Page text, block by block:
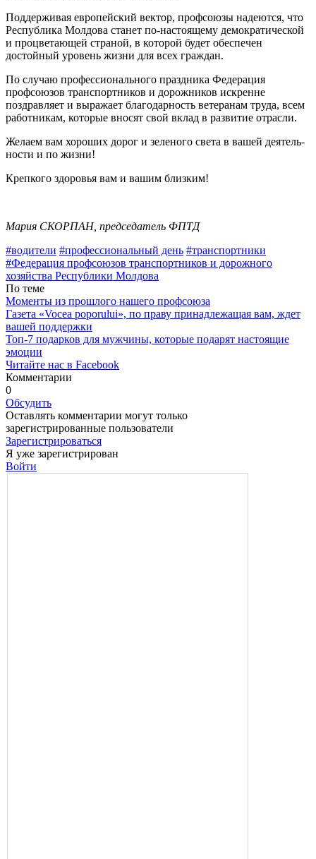
Поддерживая европейский век­тор, профсоюзы надеются, что
Республика Молдова станет по-настоящему демократической
и процветающей страной, в которой будет обеспечен
достойный уро­вень жизни для всех граждан.
По случаю профессионального праздника Федерация
профсоюзов транспортников и дорожников искренне
поздравляет и выражает благодарность ветеранам труда, всем
работникам, которые вносят свой вклад в развитие отрасли.
Желаем вам хороших дорог и зеленого света в вашей деятель­
ности и по жизни!
Крепкого здоровья вам и вашим близким!
Мария СКОРПАН, председатель ФПТД
#водители #профессиональный день #транспортники
#Федерация профсоюзов транспортников и дорожного
хозяйства Республики Молдова
По теме
Моменты из прошлого нашего профсоюза
Газета «Vocea poporului», по праву принадлежащая вам, ждет
вашей поддержки
Топ-7 подарков для мужчины, которые подарят настоящие
эмоции
Читайте нас в Facebook
Комментарии
0
Обсудить
Оставлять комментарии могут только
зарегистрированные пользователи
Зарегистрироваться
Я уже зарегистрирован
Войти